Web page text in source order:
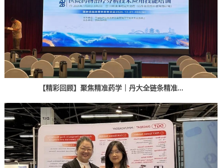
【精彩回顾】聚焦精准药学｜丹大全链条精准...